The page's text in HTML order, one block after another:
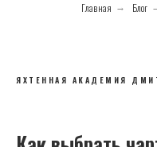
Главная → Блог
ЯХТЕННАЯ АКАДЕМИЯ